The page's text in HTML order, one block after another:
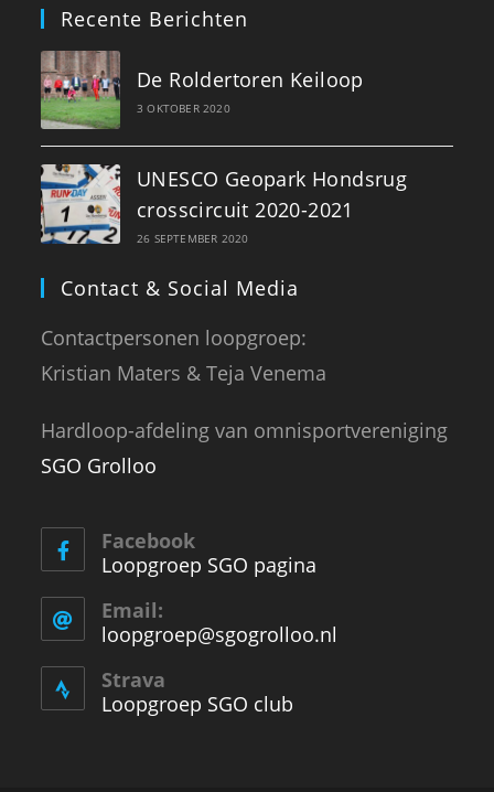
Recente Berichten
De Roldertoren Keiloop
3 OKTOBER 2020
UNESCO Geopark Hondsrug
crosscircuit 2020-2021
26 SEPTEMBER 2020
Contact & Social Media
Contactpersonen loopgroep:
Kristian Maters & Teja Venema
Hardloop-afdeling van omnisportvereniging
SGO Grolloo
Facebook
Loopgroep SGO pagina
Email:
loopgroep@sgogrolloo.nl
Strava
Loopgroep SGO club